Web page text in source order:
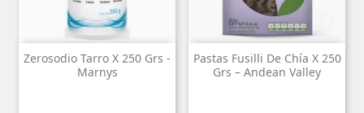
Zerosodio Tarro X 250 Grs -
Marnys
Pastas Fusilli De Chía X 250
Grs – Andean Valley